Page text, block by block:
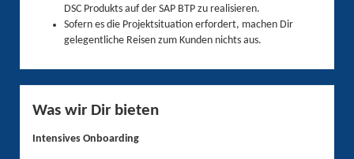
DSC Produkts auf der SAP BTP zu realisieren.
Sofern es die Projektsituation erfordert, machen Dir
gelegentliche Reisen zum Kunden nichts aus.
Was wir Dir bieten
Intensives Onboarding